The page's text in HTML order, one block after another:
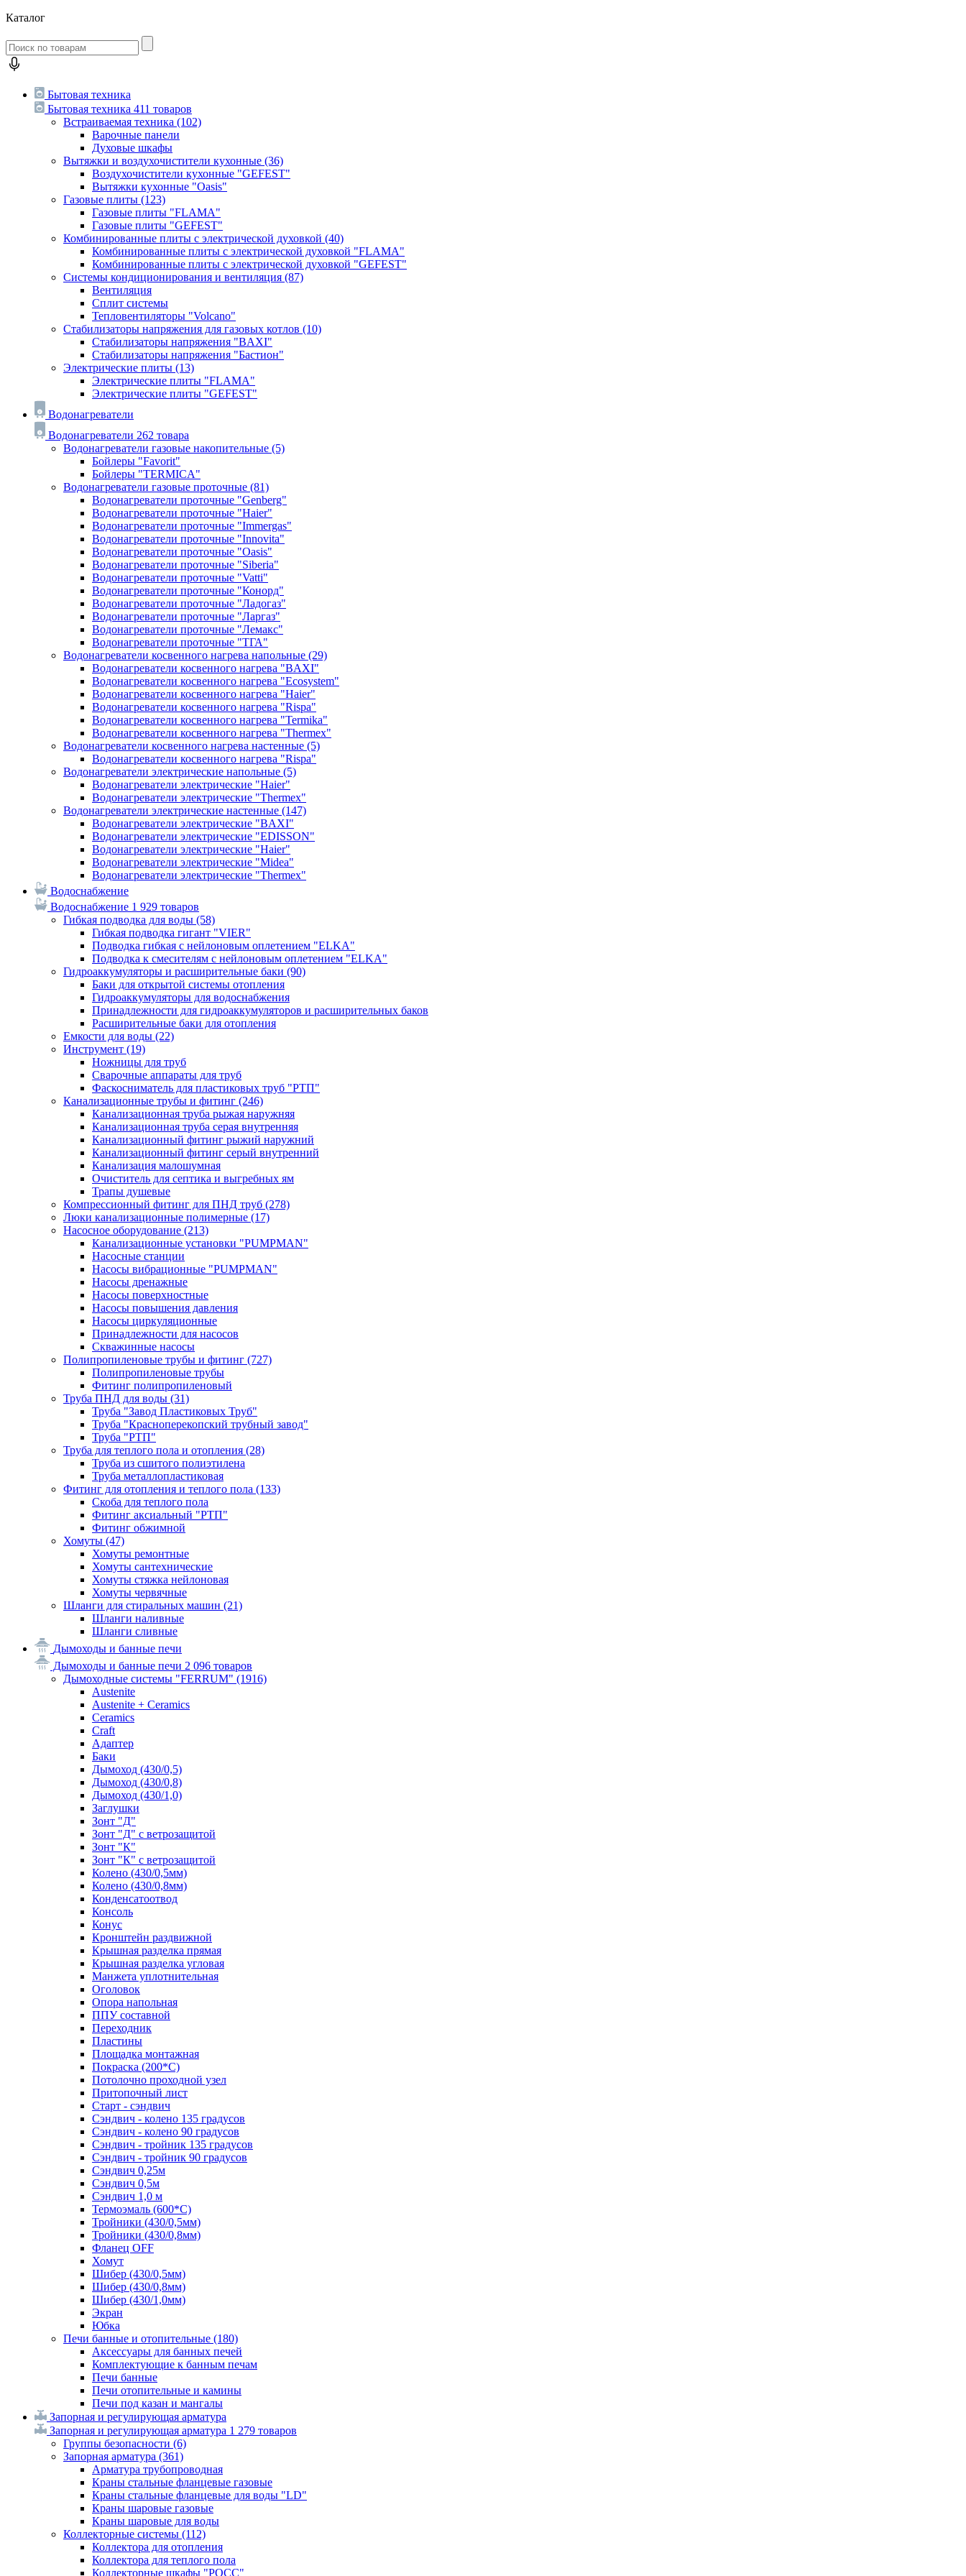
Каталог
Бытовая техника
Бытовая техника 411 товаров
Встраиваемая техника (102)
Варочные панели
Духовые шкафы
Вытяжки и воздухочистители кухонные (36)
Воздухочистители кухонные "GEFEST"
Вытяжки кухонные "Oasis"
Газовые плиты (123)
Газовые плиты "FLAMA"
Газовые плиты "GEFEST"
Комбинированные плиты с электрической духовкой (40)
Комбинированные плиты с электрической духовкой "FLAMA"
Комбинированные плиты с электрической духовкой "GEFEST"
Системы кондиционирования и вентиляция (87)
Вентиляция
Сплит системы
Тепловентиляторы "Volcano"
Стабилизаторы напряжения для газовых котлов (10)
Стабилизаторы напряжения "BAXI"
Стабилизаторы напряжения "Бастион"
Электрические плиты (13)
Электрические плиты "FLAMA"
Электрические плиты "GEFEST"
Водонагреватели
Водонагреватели 262 товара
Водонагреватели газовые накопительные (5)
Бойлеры "Favorit"
Бойлеры "TERMICA"
Водонагреватели газовые проточные (81)
Водонагреватели проточные "Genberg"
Водонагреватели проточные "Haier"
Водонагреватели проточные "Immergas"
Водонагреватели проточные "Innovita"
Водонагреватели проточные "Oasis"
Водонагреватели проточные "Siberia"
Водонагреватели проточные "Vatti"
Водонагреватели проточные "Конорд"
Водонагреватели проточные "Ладогаз"
Водонагреватели проточные "Ларгаз"
Водонагреватели проточные "Лемакс"
Водонагреватели проточные "ТГА"
Водонагреватели косвенного нагрева напольные (29)
Водонагреватели косвенного нагрева "BAXI"
Водонагреватели косвенного нагрева "Ecosystem"
Водонагреватели косвенного нагрева "Haier"
Водонагреватели косвенного нагрева "Rispa"
Водонагреватели косвенного нагрева "Termika"
Водонагреватели косвенного нагрева "Thermex"
Водонагреватели косвенного нагрева настенные (5)
Водонагреватели косвенного нагрева "Rispa"
Водонагреватели электрические напольные (5)
Водонагреватели электрические "Haier"
Водонагреватели электрические "Thermex"
Водонагреватели электрические настенные (147)
Водонагреватели электрические "BAXI"
Водонагреватели электрические "EDISSON"
Водонагреватели электрические "Haier"
Водонагреватели электрические "Midea"
Водонагреватели электрические "Thermex"
Водоснабжение
Водоснабжение 1 929 товаров
Гибкая подводка для воды (58)
Гибкая подводка гигант "VIER"
Подводка гибкая с нейлоновым оплетением "ELKA"
Подводка к смесителям с нейлоновым оплетением "ELKA"
Гидроаккумуляторы и расширительные баки (90)
Баки для открытой системы отопления
Гидроаккумуляторы для водоснабжения
Принадлежности для гидроаккумуляторов и расширительных баков
Расширительные баки для отопления
Емкости для воды (22)
Инструмент (19)
Ножницы для труб
Сварочные аппараты для труб
Фаскосниматель для пластиковых труб "РТП"
Канализационные трубы и фитинг (246)
Канализационная труба рыжая наружняя
Канализационная труба серая внутренняя
Канализационный фитинг рыжий наружний
Канализационный фитинг серый внутренний
Канализация малошумная
Очиститель для септика и выгребных ям
Трапы душевые
Компрессионный фитинг для ПНД труб (278)
Люки канализационные полимерные (17)
Насосное оборудование (213)
Канализационные установки "PUMPMAN"
Насосные станции
Насосы вибрационные "PUMPMAN"
Насосы дренажные
Насосы поверхностные
Насосы повышения давления
Насосы циркуляционные
Принадлежности для насосов
Скважинные насосы
Полипропиленовые трубы и фитинг (727)
Полипропиленовые трубы
Фитинг полипропиленовый
Труба ПНД для воды (31)
Труба "Завод Пластиковых Труб"
Труба "Красноперекопский трубный завод"
Труба "РТП"
Труба для теплого пола и отопления (28)
Труба из сшитого полиэтилена
Труба металлопластиковая
Фитинг для отопления и теплого пола (133)
Скоба для теплого пола
Фитинг аксиальный "РТП"
Фитинг обжимной
Хомуты (47)
Хомуты ремонтные
Хомуты сантехнические
Хомуты стяжка нейлоновая
Хомуты червячные
Шланги для стиральных машин (21)
Шланги наливные
Шланги сливные
Дымоходы и банные печи
Дымоходы и банные печи 2 096 товаров
Дымоходные системы "FERRUM" (1916)
Austenite
Austenite + Ceramics
Ceramics
Craft
Адаптер
Баки
Дымоход (430/0,5)
Дымоход (430/0,8)
Дымоход (430/1,0)
Заглушки
Зонт "Д"
Зонт "Д" с ветрозащитой
Зонт "К"
Зонт "К" с ветрозащитой
Колено (430/0,5мм)
Колено (430/0,8мм)
Конденсатоотвод
Консоль
Конус
Кронштейн раздвижной
Крышная разделка прямая
Крышная разделка угловая
Манжета уплотнительная
Оголовок
Опора напольная
ППУ составной
Переходник
Пластины
Площадка монтажная
Покраска (200*С)
Потолочно проходной узел
Притопочный лист
Старт - сэндвич
Сэндвич - колено 135 градусов
Сэндвич - колено 90 градусов
Сэндвич - тройник 135 градусов
Сэндвич - тройник 90 градусов
Сэндвич 0,25м
Сэндвич 0,5м
Сэндвич 1,0 м
Термоэмаль (600*С)
Тройники (430/0,5мм)
Тройники (430/0,8мм)
Фланец OFF
Хомут
Шибер (430/0,5мм)
Шибер (430/0,8мм)
Шибер (430/1,0мм)
Экран
Юбка
Печи банные и отопительные (180)
Аксессуары для банных печей
Комплектующие к банным печам
Печи банные
Печи отопительные и камины
Печи под казан и мангалы
Запорная и регулирующая арматура
Запорная и регулирующая арматура 1 279 товаров
Группы безопасности (6)
Запорная арматура (361)
Арматура трубопроводная
Краны стальные фланцевые газовые
Краны стальные фланцевые для воды "LD"
Краны шаровые газовые
Краны шаровые для воды
Коллекторные системы (112)
Коллектора для отопления
Коллектора для теплого пола
Коллекторные шкафы "РОСС"